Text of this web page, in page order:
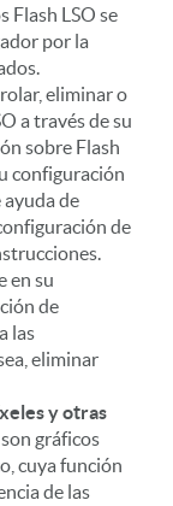
Flash LSO se
por la
eliminar o
a través de su
sobre Flash
configuración
ayuda de
de
en su
de
las
eliminar
y otras
gráficos
cuya función
de las